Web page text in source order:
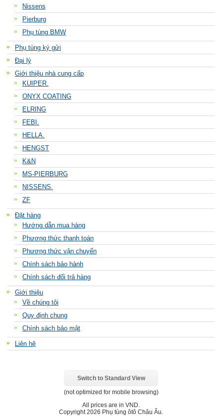
Nissens
Pierburg
Phụ tùng BMW
Phụ tùng ký gửi
Đại lý
Giới thiệu nhà cung cấp
KUIPER.
ONYX COATING
ELRING
FEBI.
HELLA.
HENGST
K&N
MS-PIERBURG
NISSENS.
ZF
Đặt hàng
Hướng dẫn mua hàng
Phương thức thanh toán
Phương thức vận chuyển
Chính sách bảo hành
Chính sách đổi trả hàng
Giới thiệu
Về chúng tôi
Quy định chung
Chính sách bảo mật
Liên hệ
Switch to Standard View
(not optimized for mobile browsing)
All prices are in VND
Copyright 2026 Phụ tùng ôtô Châu Âu.